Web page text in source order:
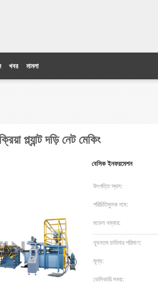
খবর মামলা
প্ল্যান্ট দড়ি নেট মেকিং
বেসিক ইনফরমেশন
উৎপত্তি স্থল:
পরিচিতিমুলক নাম:
মডেল নম্বার:
ন্যূনতম চাহিদার পরিমাণ:
মূল্য:
ডেলিভারি সময়: